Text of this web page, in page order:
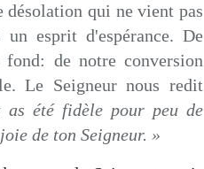
désolation qui ne vient pas
esprit d'espérance. De
de notre conversion
Le Seigneur nous redit
été fidèle pour peu de
de ton Seigneur. »